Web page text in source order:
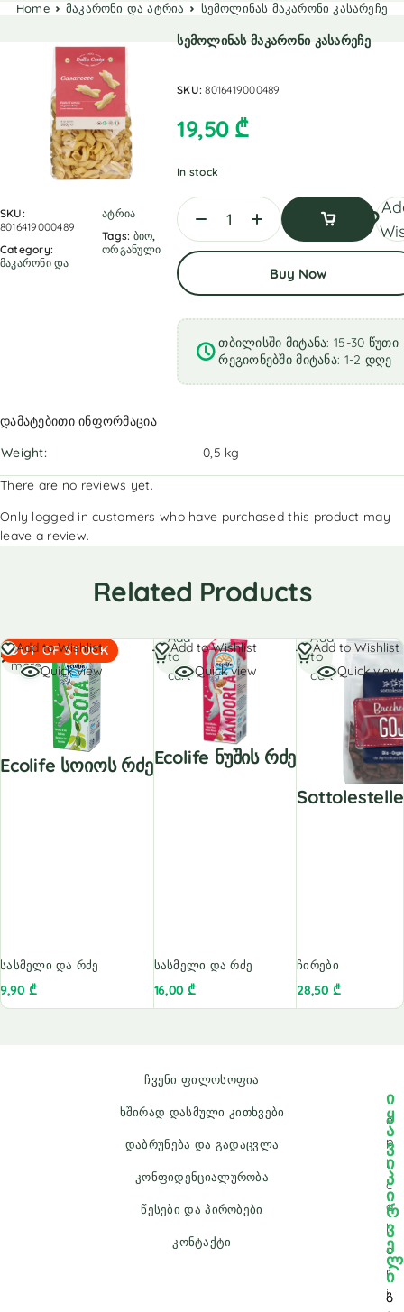
Home მაკარონი და ატრია სემოლინას მაკარონი კასარეჩე
SKU:
8016419000489
Category:
მაკარონი და
ატრია
Tags: ბიო,
ორგანული
სემოლინას მაკარონი კასარეჩე
SKU:8016419000489
19,50 ₾
In stock
To
Buy Now
თბილისში მიტანა: 15-30 წუთი
რეგიონებში მიტანა: 1-2 დღე
დამატებითი ინფორმაცია
Weight
0,5 kg
There are no reviews yet.
Only logged in customers who have purchased this product may
leave a review.
Related Products
OUT OF STOCK
Add to Wishlist
Quick view
Ecolife Სოიოს Რძე
სასმელი და რძე
9,90 ₾
Read
more
Add to Wishlist
Quick view
Ecolife Ნუშის Რძე
სასმელი და რძე
16,00 ₾
Add
to
cart
Add to Wishlist
Quick view
ჩირები
28,50 ₾
Add
to
cart
ჩვენი ფილოსოფია
ხშირად დასმული კითხვები
დაბრუნება და გადაცვლა
კონფიდენციალურობა
წესები და პირობები
კონტაქტი
e
p
i
c
a
l
o
r
i
ი
ყ
ა
ვ
ი
პ
ი
რ
ვ
ე
ლ
ი
გ